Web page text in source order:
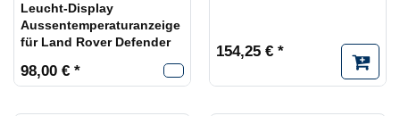
Leucht-Display
Aussentemperaturanzeige
für Land Rover Defender
98,00 € *
154,25 € *